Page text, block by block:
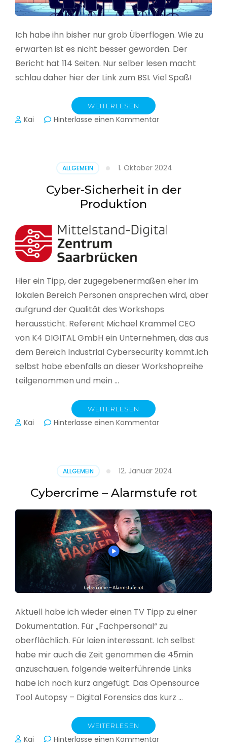
Ich habe ihn bisher nur grob Überflogen. Wie zu
erwarten ist es nicht besser geworden. Der
Bericht hat 114 Seiten. Nur selber lesen macht
schlau daher hier der Link zum BSI. Viel Spaß!
WEITERLESEN
Kai Hinterlasse einen Kommentarzu
seinen
Lagebericht
zur
in
Deutschland
ALLGEMEIN 1. Oktober 2024
Cyber-Sicherheit in der
Produktion
Hier ein Tipp, der zugegebenermaßen eher im
lokalen Bereich Personen ansprechen wird, aber
aufgrund der Qualität des Workshops
heraussticht. Referent Michael Krammel CEO
von K4 DIGITAL GmbH ein Unternehmen, das aus
dem Bereich Industrial Cybersecurity kommt.Ich
selbst habe ebenfalls an dieser Workshopreihe
teilgenommen und mein …
WEITERLESEN
Kai Hinterlasse einen Kommentarzu
Produktion
ALLGEMEIN 12. Januar 2024
Cybercrime – Alarmstufe rot
Aktuell habe ich wieder einen TV Tipp zu einer
Dokumentation. Für „Fachpersonal“ zu
oberflächlich. Für laien interessant. Ich selbst
habe mir auch die Zeit genommen die 45min
anzuschauen. folgende weiterführende Links
habe ich noch kurz angefügt. Das Opensource
Tool Autopsy – Digital Forensics das kurz …
WEITERLESEN
Kai Hinterlasse einen Kommentarzu